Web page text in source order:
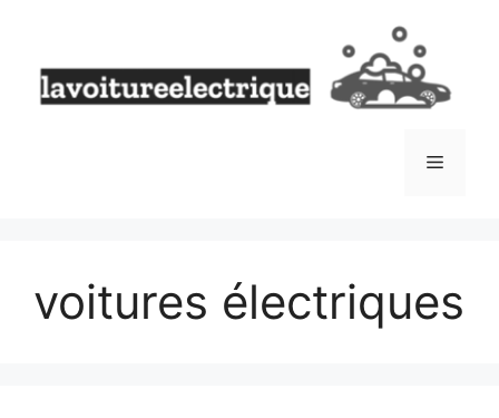
contenu
Menu
voitures électriques